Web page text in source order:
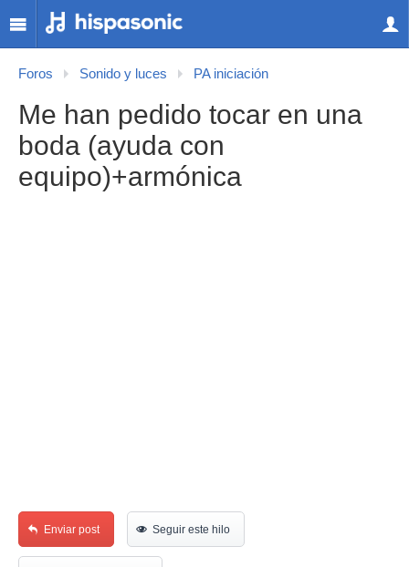
Foros Sonido y luces PA iniciación
Me han pedido tocar en una
boda (ayuda con
equipo)+armónica
Enviar post Seguir este hilo